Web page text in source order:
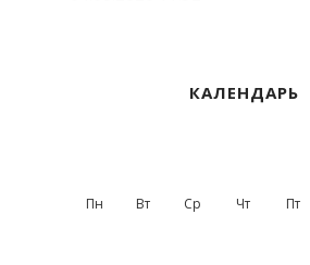
КАЛЕНДАРЬ
Пн Вт Ср Чт Пт